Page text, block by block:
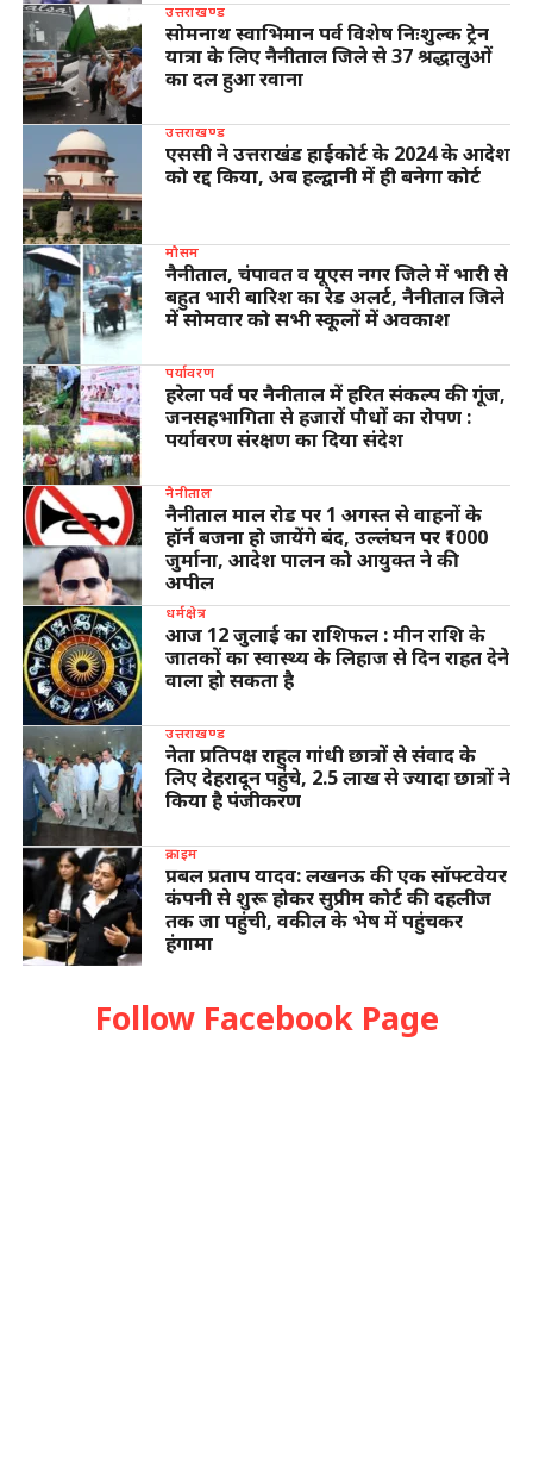
उत्तराखण्ड
सोमनाथ स्वाभिमान पर्व विशेष निःशुल्क ट्रेन
यात्रा के लिए नैनीताल जिले से 37 श्रद्धालुओं
का दल हुआ रवाना
उत्तराखण्ड
एससी ने उत्तराखंड हाईकोर्ट के 2024 के आदेश
को रद्द किया, अब हल्द्वानी में ही बनेगा कोर्ट
मौसम
नैनीताल, चंपावत व यूएस नगर जिले में भारी से
बहुत भारी बारिश का रेड अलर्ट, नैनीताल जिले
में सोमवार को सभी स्कूलों में अवकाश
पर्यावरण
हरेला पर्व पर नैनीताल में हरित संकल्प की गूंज,
जनसहभागिता से हजारों पौधों का रोपण :
पर्यावरण संरक्षण का दिया संदेश
नैनीताल
नैनीताल माल रोड पर 1 अगस्त से वाहनों के
हॉर्न बजना हो जायेंगे बंद, उल्लंघन पर ₹1000
जुर्माना, आदेश पालन को आयुक्त ने की
अपील
धर्मक्षेत्र
आज 12 जुलाई का राशिफल : मीन राशि के
जातकों का स्वास्थ्य के लिहाज से दिन राहत देने
वाला हो सकता है
उत्तराखण्ड
नेता प्रतिपक्ष राहुल गांधी छात्रों से संवाद के
लिए देहरादून पहुंचे, 2.5 लाख से ज्यादा छात्रों ने
किया है पंजीकरण
क्राइम
प्रबल प्रताप यादव: लखनऊ की एक सॉफ्टवेयर
कंपनी से शुरू होकर सुप्रीम कोर्ट की दहलीज
तक जा पहुंची, वकील के भेष में पहुंचकर
हंगामा
Follow Facebook Page